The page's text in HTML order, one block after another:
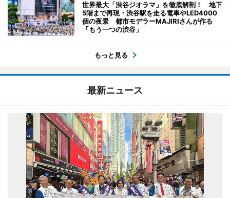
世界最大「渋谷ジオラマ」を徹底解剖！ 地下
5階まで再現・渋谷駅を走る電車やLED4000
個の夜景 都市モデラーMAJIRIさんが作る
「もう一つの渋谷」
もっと見る
最新ニュース